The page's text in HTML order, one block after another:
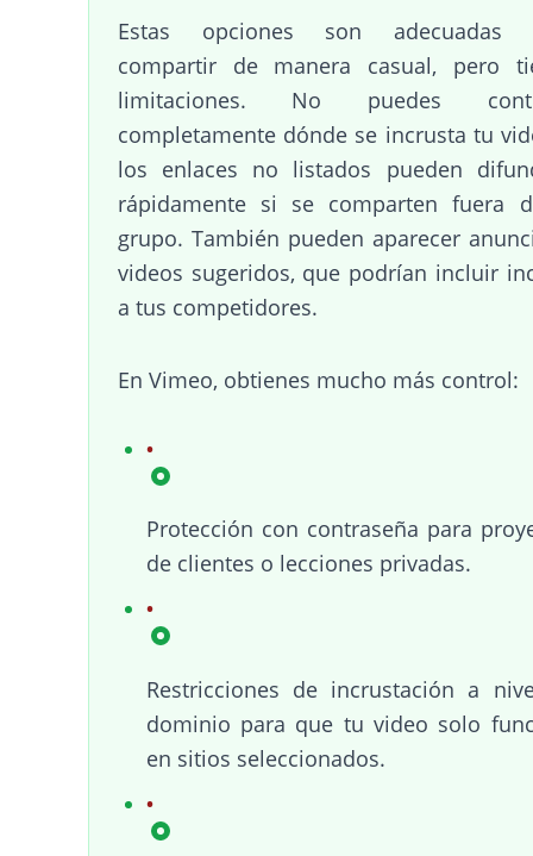
Estas opciones son adecuadas
compartir de manera casual, pero
limitaciones. No puedes
completamente dónde se incrusta tu
los enlaces no listados pueden
rápidamente si se comparten fuera
grupo. También pueden aparecer
videos sugeridos, que podrían incluir
a tus competidores.
En Vimeo, obtienes mucho más control:
Protección con contraseña para
de clientes o lecciones privadas.
Restricciones de incrustación a
dominio para que tu video solo
en sitios seleccionados.